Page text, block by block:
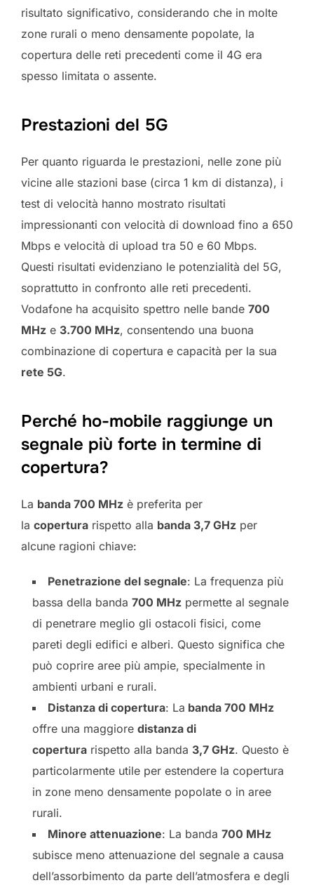
risultato significativo, considerando che in molte
zone rurali o meno densamente popolate, la
copertura delle reti precedenti come il 4G era
spesso limitata o assente.
Prestazioni del 5G
Per quanto riguarda le prestazioni, nelle zone più
vicine alle stazioni base (circa 1 km di distanza), i
test di velocità hanno mostrato risultati
impressionanti con velocità di download fino a 650
Mbps e velocità di upload tra 50 e 60 Mbps.
Questi risultati evidenziano le potenzialità del 5G,
soprattutto in confronto alle reti precedenti.
Vodafone ha acquisito spettro nelle bande 700
MHz e 3.700 MHz, consentendo una buona
combinazione di copertura e capacità per la sua
rete 5G.
Perché ho-mobile raggiunge un
segnale più forte in termine di
copertura?
La banda 700 MHz è preferita per
la copertura rispetto alla banda 3,7 GHz per
alcune ragioni chiave:
Penetrazione del segnale: La frequenza più
bassa della banda 700 MHz permette al segnale
di penetrare meglio gli ostacoli fisici, come
pareti degli edifici e alberi. Questo significa che
può coprire aree più ampie, specialmente in
ambienti urbani e rurali.
Distanza di copertura: La banda 700 MHz
offre una maggiore distanza di
copertura rispetto alla banda 3,7 GHz. Questo è
particolarmente utile per estendere la copertura
in zone meno densamente popolate o in aree
rurali.
Minore attenuazione: La banda 700 MHz
subisce meno attenuazione del segnale a causa
dell’assorbimento da parte dell’atmosfera e degli